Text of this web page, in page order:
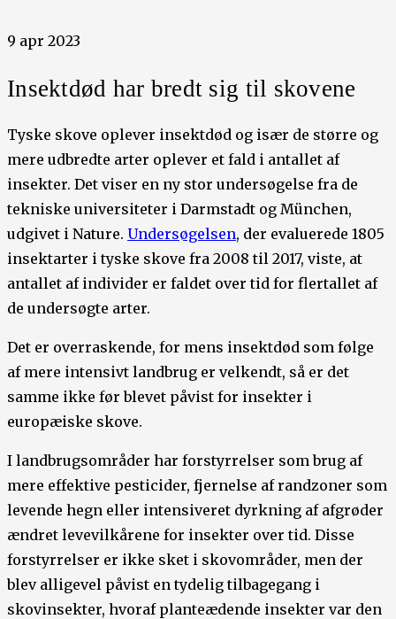
9 apr 2023
Insektdød har bredt sig til skovene
Tyske skove oplever insektdød og især de større og
mere udbredte arter oplever et fald i antallet af
insekter. Det viser en ny stor undersøgelse fra de
tekniske universiteter i Darmstadt og München,
udgivet i Nature. Undersøgelsen, der evaluerede 1805
insektarter i tyske skove fra 2008 til 2017, viste, at
antallet af individer er faldet over tid for flertallet af
de undersøgte arter.
Det er overraskende, for mens insektdød som følge
af mere intensivt landbrug er velkendt, så er det
samme ikke før blevet påvist for insekter i
europæiske skove.
I landbrugsområder har forstyrrelser som brug af
mere effektive pesticider, fjernelse af randzoner som
levende hegn eller intensiveret dyrkning af afgrøder
ændret levevilkårene for insekter over tid. Disse
forstyrrelser er ikke sket i skovområder, men der
blev alligevel påvist en tydelig tilbagegang i
skovinsekter, hvoraf planteædende insekter var den